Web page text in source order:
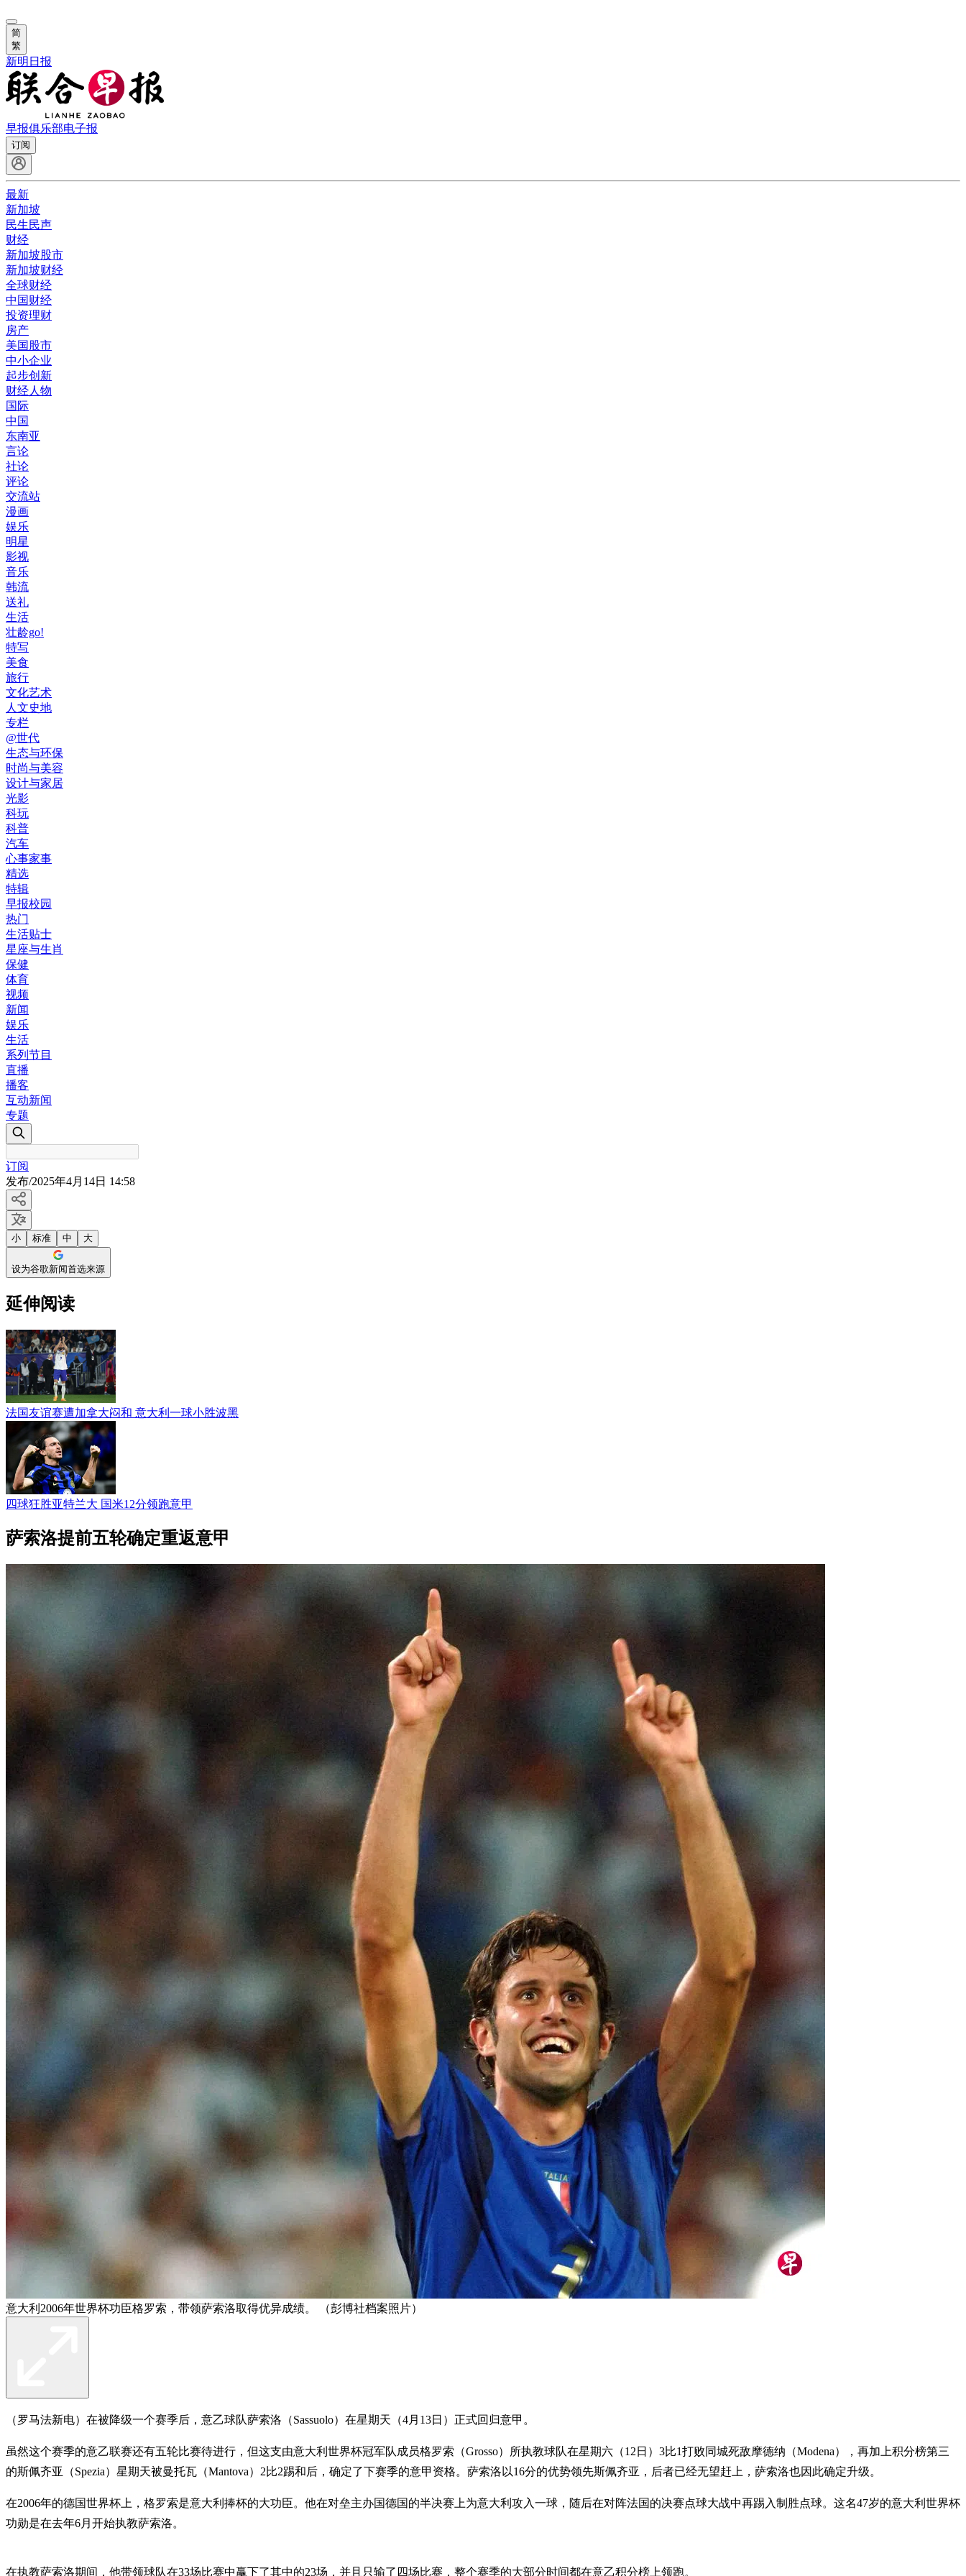
简
繁
新明日报
早报俱乐部电子报
订阅
最新
新加坡
民生民声
财经
新加坡股市
新加坡财经
全球财经
中国财经
投资理财
房产
美国股市
中小企业
起步创新
财经人物
国际
中国
东南亚
言论
社论
评论
交流站
漫画
娱乐
明星
影视
音乐
韩流
送礼
生活
壮龄go!
特写
美食
旅行
文化艺术
人文史地
专栏
@世代
生态与环保
时尚与美容
设计与家居
光影
科玩
科普
汽车
心事家事
精选
特辑
早报校园
热门
生活贴士
星座与生肖
保健
体育
视频
新闻
娱乐
生活
系列节目
直播
播客
互动新闻
专题
订阅
发布/2025年4月14日 14:58
小 标准 中 大
设为谷歌新闻首选来源
延伸阅读
法国友谊赛遭加拿大闷和 意大利一球小胜波黑
四球狂胜亚特兰大 国米12分领跑意甲
萨索洛提前五轮确定重返意甲
意大利2006年世界杯功臣格罗索，带领萨索洛取得优异成绩。 （彭博社档案照片）
（罗马法新电）在被降级一个赛季后，意乙球队萨索洛（Sassuolo）在星期天（4月13日）正式回归意甲。
虽然这个赛季的意乙联赛还有五轮比赛待进行，但这支由意大利世界杯冠军队成员格罗索（Grosso）所执教球队在星期六（12日）3比1打败同城死敌摩德纳（Modena），再加上积分榜第三
的斯佩齐亚（Spezia）星期天被曼托瓦（Mantova）2比2踢和后，确定了下赛季的意甲资格。萨索洛以16分的优势领先斯佩齐亚，后者已经无望赶上，萨索洛也因此确定升级。
在2006年的德国世界杯上，格罗索是意大利捧杯的大功臣。他在对垒主办国德国的半决赛上为意大利攻入一球，随后在对阵法国的决赛点球大战中再踢入制胜点球。这名47岁的意大利世界杯
功勋是在去年6月开始执教萨索洛。
在执教萨索洛期间，他带领球队在33场比赛中赢下了其中的23场，并且只输了四场比赛，整个赛季的大部分时间都在意乙积分榜上领跑。